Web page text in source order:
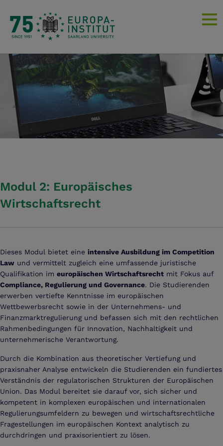
Modul 2: Europäisches
Wirtschaftsrecht
Dieses Modul bietet eine intensive Ausbildung im Competition
Law und vermittelt zugleich eine umfassende juristische
Qualifikation im europäischen Wirtschaftsrecht mit Fokus auf
Compliance, Regulierung und Governance. Die Studierenden
erwerben vertiefte Kenntnisse im europäischen
Wettbewerbsrecht sowie in der Unternehmens- und
Finanzmarktregulierung und befassen sich mit den rechtlichen
Rahmenbedingungen für Innovation, Nachhaltigkeit und
unternehmerische Verantwortung.
Durch die Kombination aus theoretischer Vertiefung und
praxisnaher Analyse entwickeln die Studierenden ein fundiertes
Verständnis der regulatorischen Strukturen der Europäischen
Union. Das Modul bereitet sie darauf vor, sich sicher und
kompetent in komplexen europäischen und internationalen
Regulierungsumfeldern zu bewegen und wirtschaftsrechtliche
Fragestellungen im europäischen Kontext analytisch zu
durchdringen und praxisorientiert zu lösen.